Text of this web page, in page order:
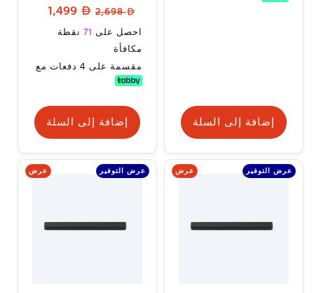
إضافة إلى السلة
السعر
العادي
2,698
سعر
البيع
سعر
البيع
احصل على 71 نقطة
مكافأة
مقسمة على 4 دفعات مع
إضافة إلى السلة
عرض التوفير عرض عرض التوفير عرض